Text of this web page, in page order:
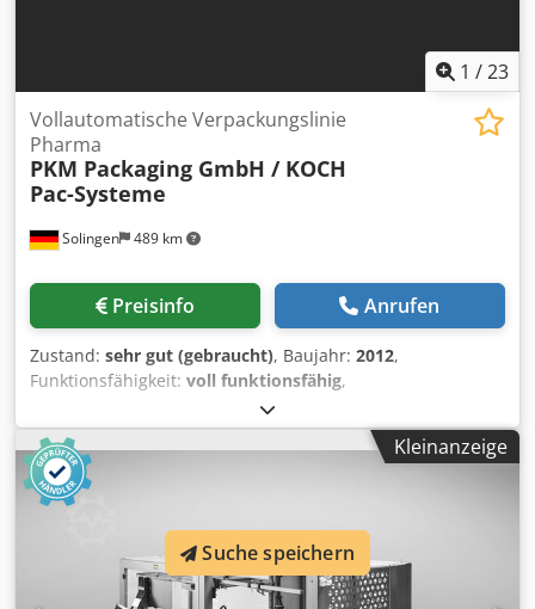
1 /23
Solingen 489 km
Vollautomatische Verpackungslinie
Pharma
PKM Packaging GmbH / KOCH
Pac-Systeme
Preisinfo Anrufen
Zustand: sehr gut (gebraucht), Baujahr: 2012,
Funktionsfähigkeit: voll funktionsfähig,
Maschinen-/Fahrzeugnummer:
Packaging GmbH / KOCH Pac-Systeme GmbH –
Vollautomatische Pharma-Verpackungslinie Zum Verkauf
steht eine hochwertige, vollautomatische Verpackungslinie
von PKM Packaging GmbH / KOCH Pac-Systeme GmbH
(Baujahr 2012) für pharmazeutische, medizintechnische,
diagnostische, Healthcare- und Kosmetikprodukte. Die
Linie besteht aus zwei miteinander verbundenen
Kleinanzeige
Suche speichern